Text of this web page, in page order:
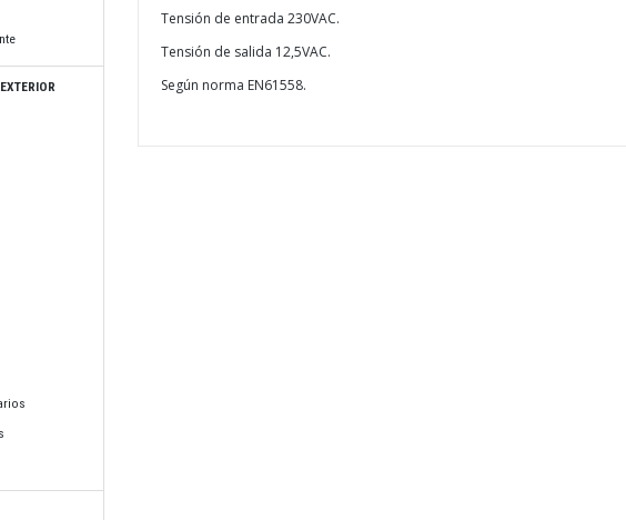
Tensión de entrada 230VAC.
Tensión de salida 12,5VAC.
Según norma EN61558.